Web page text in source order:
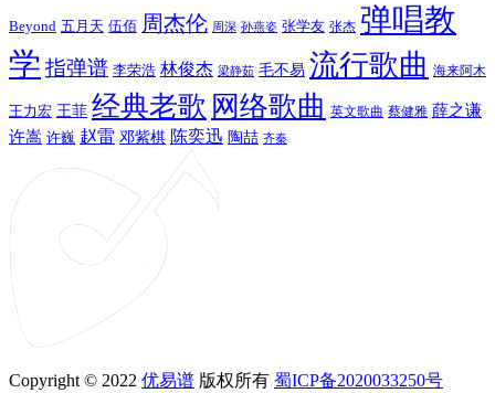
Beyond 五月天 伍佰 周杰伦 周深 孙燕姿 张学友 张杰 弹唱教
学 指弹谱 李荣浩 林俊杰 梁静茹 毛不易 流行歌曲 海来阿木
王力宏 王菲 经典老歌 网络歌曲 英文歌曲 蔡健雅 薛之谦
许嵩 许巍 赵雷 邓紫棋 陈奕迅 陶喆 齐秦
Copyright © 2022 优易谱 版权所有 蜀ICP备2020033250号